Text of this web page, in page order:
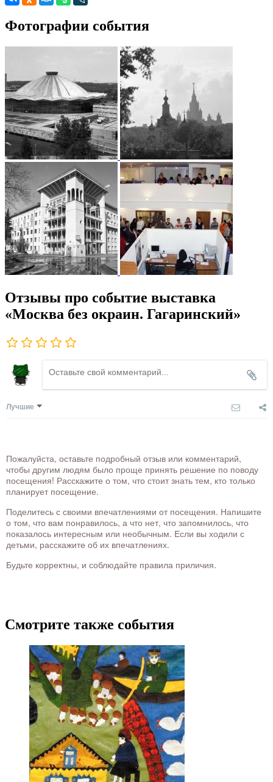
Фотографии события
Отзывы про событие выставка
«Москва без окраин. Гагаринский»
Лучшие
Пожалуйста, оставьте подробный отзыв или комментарий,
чтобы другим людям было проще принять решение по поводу
посещения! Расскажите о том, что стоит знать тем, кто только
планирует посещение.
Поделитесь с своими впечатлениями от посещения. Напишите
о том, что вам понравилось, а что нет, что запомнилось, что
показалось интересным или необычным. Если вы ходили с
детьми, расскажите об их впечатлениях.
Будьте корректны, и соблюдайте правила приличия.
Смотрите также события